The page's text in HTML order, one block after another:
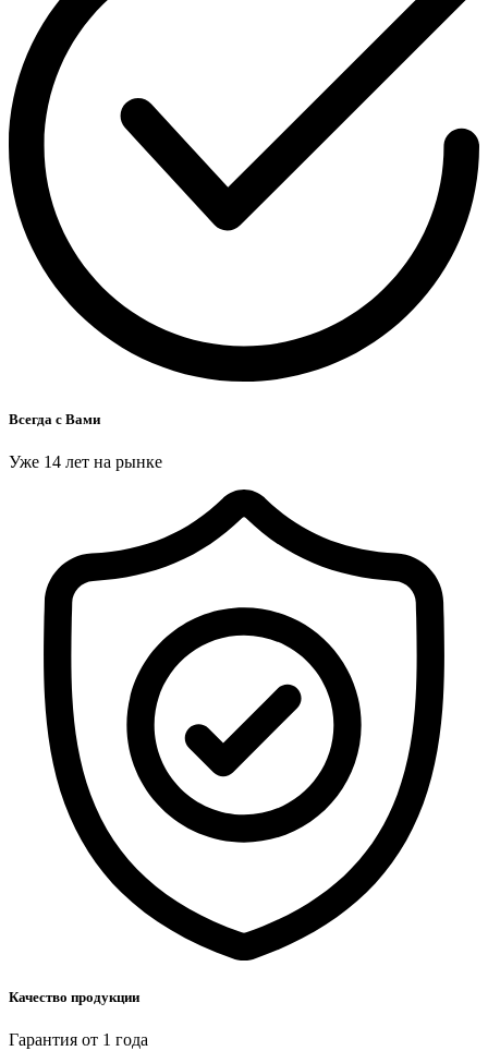
Всегда с Вами
Уже 14 лет на рынке
Качество продукции
Гарантия от 1 года